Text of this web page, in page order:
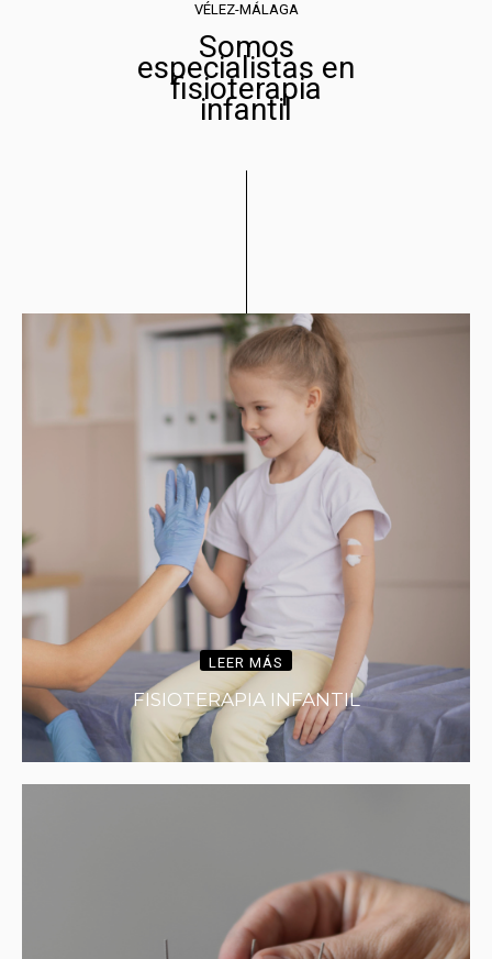
VÉLEZ-MÁLAGA
Somos
especialistas en
fisioterapia
infantil
LEER MÁS
FISIOTERAPIA INFANTIL